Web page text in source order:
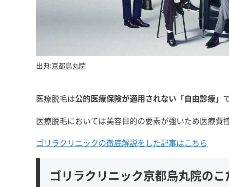
出典:京都鳥丸院
医療脱毛は公的医療保険が適用されない「自由診療」
医療脱毛においては美容目的の要素が強いため医療費
ゴリラクリニックの徹底解説をした記事はこちら
ゴリラクリニック京都鳥丸院の